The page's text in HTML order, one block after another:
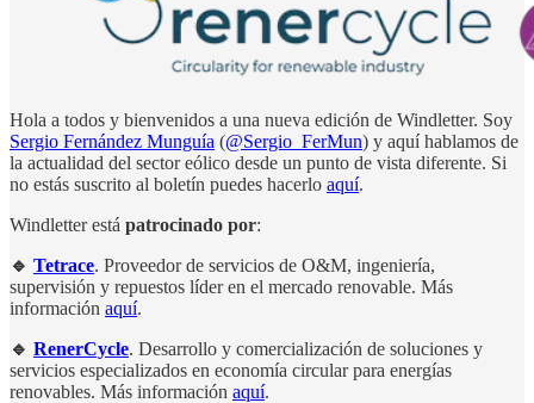
Hola a todos y bienvenidos a una nueva edición de Windletter. Soy
Sergio Fernández Munguía (@Sergio_FerMun) y aquí hablamos de
la actualidad del sector eólico desde un punto de vista diferente. Si
no estás suscrito al boletín puedes hacerlo aquí.
Windletter está patrocinado por:
🔹 Tetrace. Proveedor de servicios de O&M, ingeniería,
supervisión y repuestos líder en el mercado renovable. Más
información aquí.
🔹 RenerCycle. Desarrollo y comercialización de soluciones y
servicios especializados en economía circular para energías
renovables. Más información aquí.